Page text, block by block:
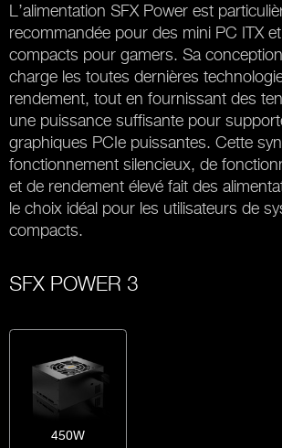
L’alimentation SFX Power est
recommandée pour des mini PC ITX
compacts pour gamers. Sa
charge les toutes dernières
rendement, tout en fournissant des
une puissance suffisante pour
graphiques PCIe puissantes. Cette
fonctionnement silencieux, de
et de rendement élevé fait des
le choix idéal pour les utilisateurs de
compacts.
SFX POWER 3
450W